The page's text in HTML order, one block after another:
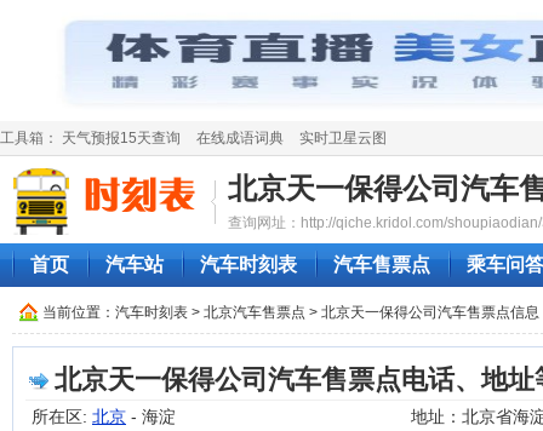
工具箱： 天气预报15天查询 在线成语词典 实时卫星云图
北京天一保得公司汽车
查询网址：http://qiche.kridol.com/
首页 汽车站 汽车时刻表 汽车售票点 乘车问答
当前位置： 汽车时刻表 > 北京汽车售票点 > 北京天一保得公司汽车售票点信息
北京天一保得公司汽车售票点电话、地址
所在区: 北京 - 海淀
地址：北京省海